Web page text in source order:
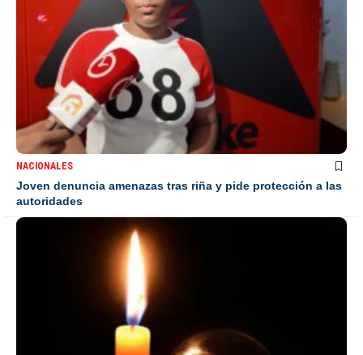
NACIONALES
Joven denuncia amenazas tras riña y pide protección a las
autoridades